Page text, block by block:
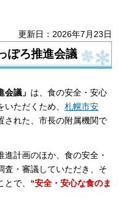
更新日：2026年7月23日
ぽろ推進会議
議」 は、食の安全・安心
ただくため、 札幌市安
された、市長の附属機関で
計画のほか、食の安全・
査・審議していただき、そ
で、 “安全・安心な食のま